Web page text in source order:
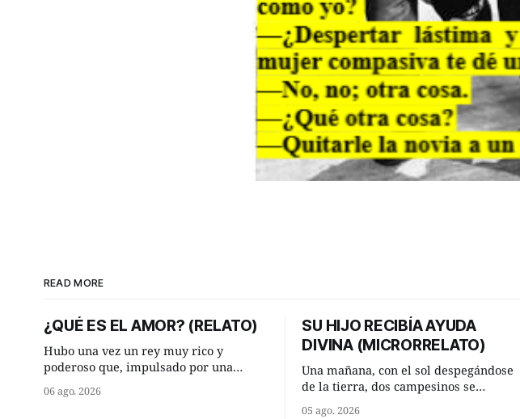
READ MORE
¿QUÉ ES EL AMOR? (RELATO)
Hubo una vez un rey muy rico y
poderoso que, impulsado por una
hizo una inesperada pregunta al más
06 ago. 2026
SU HIJO RECIBÍA AYUDA
DIVINA (MICRORRELATO)
Una mañana, con el sol despegándose
de la tierra, dos campesinos se
05 ago. 2026